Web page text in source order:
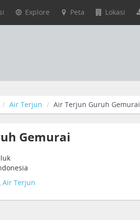
Explore Peta Lokasi
Air Terjun Air Terjun Guruh Gemurai
Gemurai
, Air Terjun